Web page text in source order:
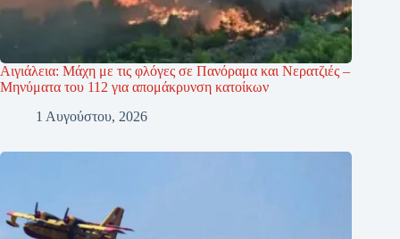
Αιγιάλεια: Μάχη με τις φλόγες σε Πανόραμα και Νερατζιές –
Μηνύματα του 112 για απομάκρυνση κατοίκων
1 Αυγούστου, 2026